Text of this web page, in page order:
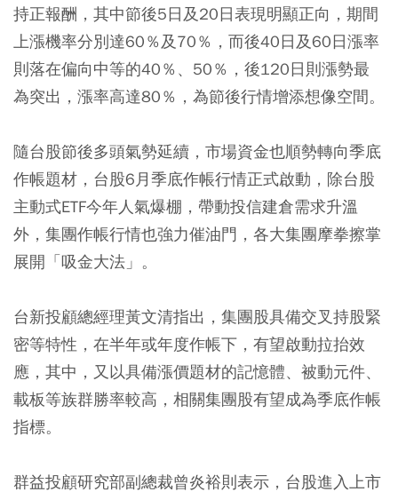
持正報酬，其中節後5日及20日表現明顯正向，期間
上漲機率分別達60％及70％，而後40日及60日漲率
則落在偏向中等的40％、50％，後120日則漲勢最
為突出，漲率高達80％，為節後行情增添想像空間。
隨台股節後多頭氣勢延續，市場資金也順勢轉向季底
作帳題材，台股6月季底作帳行情正式啟動，除台股
主動式ETF今年人氣爆棚，帶動投信建倉需求升溫
外，集團作帳行情也強力催油門，各大集團摩拳擦掌
展開「吸金大法」。
台新投顧總經理黃文清指出，集團股具備交叉持股緊
密等特性，在半年或年度作帳下，有望啟動拉抬效
應，其中，又以具備漲價題材的記憶體、被動元件、
載板等族群勝率較高，相關集團股有望成為季底作帳
指標。
群益投顧研究部副總裁曾炎裕則表示，台股進入上市